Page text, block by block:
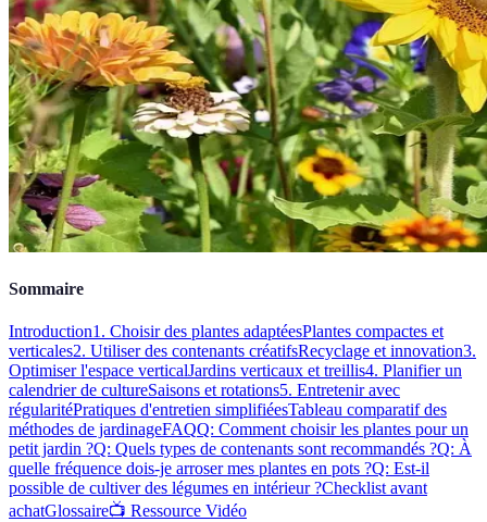
Sommaire
Introduction1. Choisir des plantes adaptéesPlantes compactes et
verticales2. Utiliser des contenants créatifsRecyclage et innovation3.
Optimiser l'espace verticalJardins verticaux et treillis4. Planifier un
calendrier de cultureSaisons et rotations5. Entretenir avec
régularitéPratiques d'entretien simplifiéesTableau comparatif des
méthodes de jardinageFAQQ: Comment choisir les plantes pour un
petit jardin ?Q: Quels types de contenants sont recommandés ?Q: À
quelle fréquence dois-je arroser mes plantes en pots ?Q: Est-il
possible de cultiver des légumes en intérieur ?Checklist avant
achatGlossaire📺 Ressource Vidéo